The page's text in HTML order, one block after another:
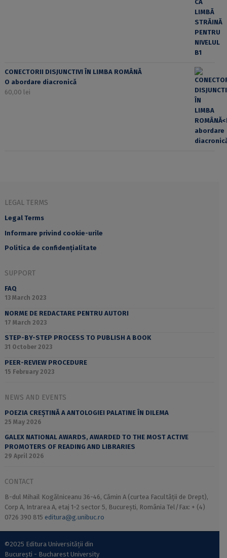
CONECTORII DISJUNCTIVI ÎN LIMBA ROMÂNĂ
O abordare diacronică
60,00 lei
LEGAL TERMS
Legal Terms
Informare privind cookie-urile
Politica de confidențialitate
SUPPORT
FAQ
13 March 2023
NORME DE REDACTARE PENTRU AUTORI
17 March 2023
STEP-BY-STEP PROCESS TO PUBLISH A BOOK
31 October 2023
PEER-REVIEW PROCEDURE
15 February 2023
NEWS AND EVENTS
POEZIA CREȘTINĂ A ANTOLOGIEI PALATINE ÎN DILEMA
25 May 2026
GALEX NATIONAL AWARDS, AWARDED TO THE MOST ACTIVE
PROMOTERS OF READING AND LIBRARIES
29 April 2026
CONTACT
B-dul Mihail Kogălniceanu 36-46, Cămin A (curtea Facultății de Drept),
Corp A, Intrarea A, etaj 1-2 sector 5, București, România Tel/Fax: + (4)
0726 390 815 editura@g.unibuc.ro
©2025 Editura Universității din
București - Bucharest University